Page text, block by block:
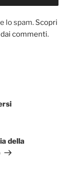
lo spam. Scopri
commenti.
della